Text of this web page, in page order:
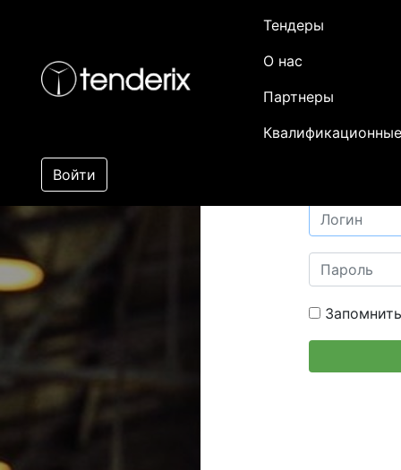
Тендеры
О нас
Партнеры
Войти